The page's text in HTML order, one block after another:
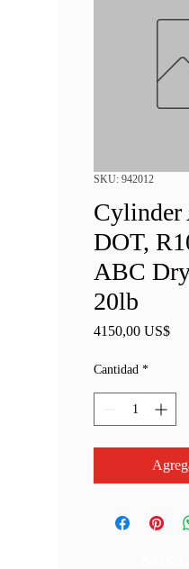
SKU: 942012
Cylinder
DOT,
ABC
20lb
4150,00 US$
Cantidad *